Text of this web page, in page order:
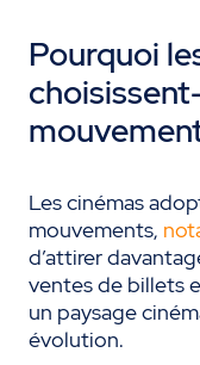
Pourquoi
Les cinémas
mouvements,
d’attirer
ventes de billets
un paysage
évolution.